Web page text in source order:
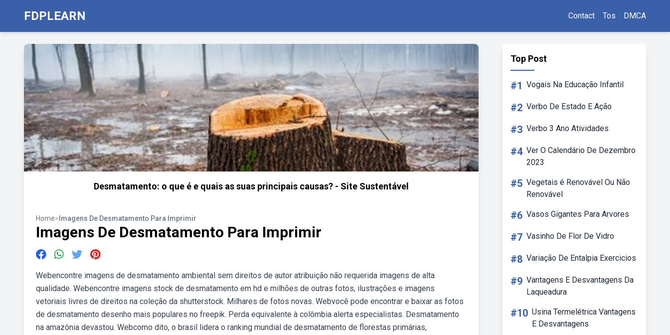
FDPLEARN Contact Tos DMCA
Desmatamento: o que é e quais as suas principais causas? - Site Sustentável
Home> Imagens De Desmatamento Para Imprimir
Imagens De Desmatamento Para Imprimir
Webencontre imagens de desmatamento ambiental sem direitos de autor atribuição não requerida imagens de alta
qualidade. Webencontre imagens stock de desmatamento em hd e milhões de outras fotos, ilustrações e imagens
vetoriais livres de direitos na coleção da shutterstock. Milhares de fotos novas. Webvocê pode encontrar e baixar as fotos
de desmatamento desenho mais populares no freepik. Perda equivalente à colômbia alerta especialistas. Desmatamento
na amazônia devastou. Webcomo dito, o brasil lidera o ranking mundial de desmatamento de florestas primárias,
Top Post
#1 Vogais Na Educação Infantil
#2 Verbo De Estado E Ação
#3 Verbo 3 Ano Atividades
#4 Ver O Calendário De Dezembro
2023
#5 Vegetais é Renovável Ou Não
Renovável
#6 Vasos Gigantes Para Arvores
#7 Vasinho De Flor De Vidro
#8 Variação De Entalpia Exercicios
#9 Vantagens E Desvantagens Da
Laqueadura
#10 Usina Termelétrica Vantagens
E Desvantagens